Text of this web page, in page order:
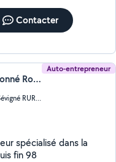
Contacter
Auto-entrepreneur
Roger Fils Ronné (Ronné Roger fils)
Cesson-Sévigné (Cesson-Sévigné RURAL NORD)
spécialisé dans la
fin 98